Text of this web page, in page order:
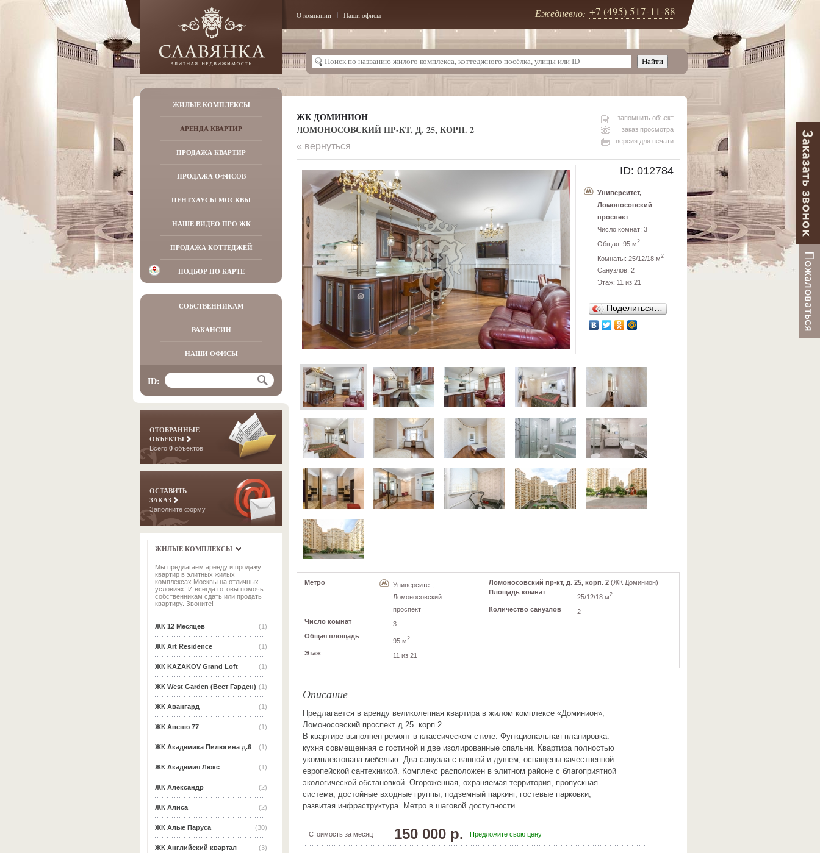
О компании Наши офисы Ежедневно: +7 (495) 517-11-88
ЖИЛЫЕ КОМПЛЕКСЫ
АРЕНДА КВАРТИР
ПРОДАЖА КВАРТИР
ПРОДАЖА ОФИСОВ
ПЕНТХАУСЫ МОСКВЫ
НАШЕ ВИДЕО ПРО ЖК
ПРОДАЖА КОТТЕДЖЕЙ
ПОДБОР ПО КАРТЕ
СОБСТВЕННИКАМ
ВАКАНСИИ
НАШИ ОФИСЫ
ID:
ОТОБРАННЫЕ
ОБЪЕКТЫ
Всего 0 объектов
ОСТАВИТЬ
ЗАКАЗ
Заполните форму
ЖИЛЫЕ КОМПЛЕКСЫ
Мы предлагаем аренду и продажу
квартир в элитных жилых
комплексах Москвы на отличных
условиях! И всегда готовы помочь
собственникам сдать или продать
квартиру. Звоните!
(1)
ЖК 12 Месяцев
(1)
ЖК Art Residence
(1)
ЖК KAZAKOV Grand Loft
(1)
ЖК West Garden (Вест Гарден)
(1)
ЖК Авангард
(1)
ЖК Авеню 77
(1)
ЖК Академика Пилюгина д.6
(1)
ЖК Академия Люкс
(2)
ЖК Александр
(2)
ЖК Алиса
(30)
ЖК Алые Паруса
(3)
ЖК Английский квартал
ЖК ДОМИНИОН
ЛОМОНОСОВСКИЙ ПР-КТ, Д. 25, КОРП. 2
запомнить объект
заказ просмотра
версия для печати
« вернуться
ID: 012784
Университет,
Ломоносовский
проспект
Число комнат: 3
Общая: 95 м2
Комнаты: 25/12/18 м2
Санузлов: 2
Этаж: 11 из 21
Поделиться…
Метро
Университет,
Ломоносовский
проспект
Число комнат
3
Общая площадь
95 м2
Этаж 11 из 21
Ломоносовский пр-кт, д. 25, корп. 2 (ЖК Доминион)
Площадь комнат
25/12/18 м2
Количество санузлов 2
Описание
Предлагается в аренду великолепная квартира в жилом комплексе «Доминион»,
Ломоносовский проспект д.25. корп.2
В квартире выполнен ремонт в классическом стиле. Функциональная планировка:
кухня совмещенная с гостиной и две изолированные спальни. Квартира полностью
укомплектована мебелью. Два санузла с ванной и душем, оснащены качественной
европейской сантехникой. Комплекс расположен в элитном районе с благоприятной
экологической обстановкой. Огороженная, охраняемая территория, пропускная
система, достойные входные группы, подземный паркинг, гостевые парковки,
развитая инфраструктура. Метро в шаговой доступности.
Стоимость за месяц 150 000 р. Предложите свою цену